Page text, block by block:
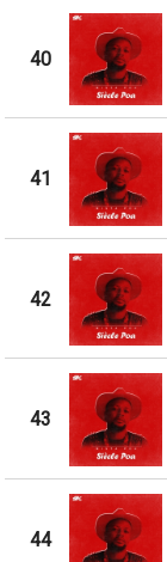
40
41
42
43
44